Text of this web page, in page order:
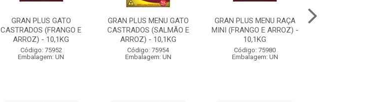
GRAN PLUS GATO
CASTRADOS (FRANGO E
ARROZ) - 10,1KG
Código: 75952
Embalagem: UN
GRAN PLUS MENU GATO
CASTRADOS (SALMÃO E
ARROZ) - 10,1KG
Código: 75954
Embalagem: UN
GRAN PLUS MENU RAÇA
MINI (FRANGO E ARROZ) -
10,1KG
Código: 75980
Embalagem: UN